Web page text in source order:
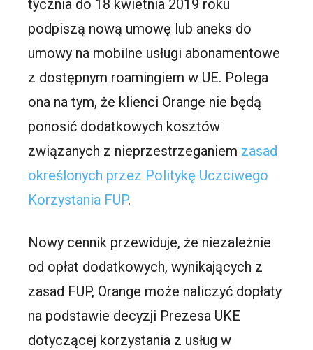
tycznia do 18 kwietnia 2019 roku
podpiszą nową umowę lub aneks do
umowy na mobilne usługi abonamentowe
z dostępnym roamingiem w UE. Polega
ona na tym, że klienci Orange nie będą
ponosić dodatkowych kosztów
związanych z nieprzestrzeganiem zasad
określonych przez Politykę Uczciwego
Korzystania FUP.
Nowy cennik przewiduje, że niezależnie
od opłat dodatkowych, wynikających z
zasad FUP, Orange może naliczyć dopłaty
na podstawie decyzji Prezesa UKE
dotyczącej korzystania z usług w